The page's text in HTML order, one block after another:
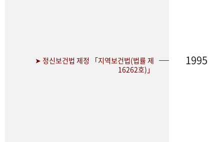
➤ 정신보건법 제정 「지역보건법(법률 제
16262호)」
1995